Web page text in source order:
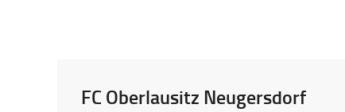
FC Oberlausitz Neugersdorf